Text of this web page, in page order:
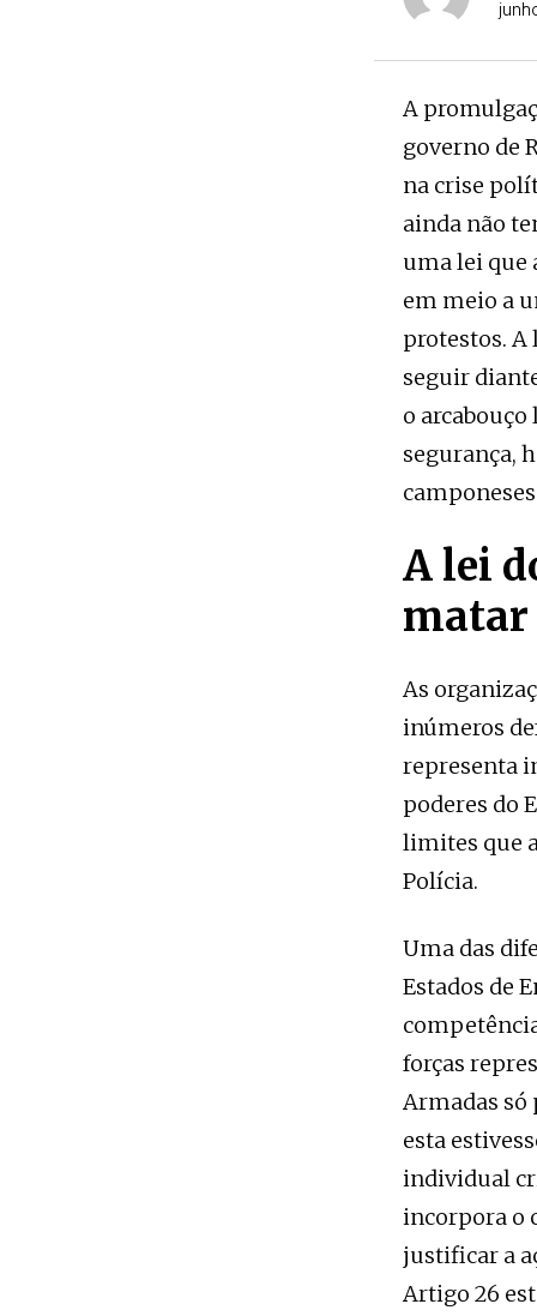
A
governo de
na crise
ainda não
uma lei que
em meio a
protestos. A
seguir
o
segurança,
A lei
matar
As
inúmeros
representa
poderes do
limites que
Polícia.
Uma das
Estados de
forças
Armadas
esta
individual
incorpora o
justificar a
Artigo 26